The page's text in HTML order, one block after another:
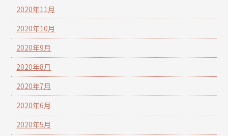
2020年11月
2020年10月
2020年9月
2020年8月
2020年7月
2020年6月
2020年5月